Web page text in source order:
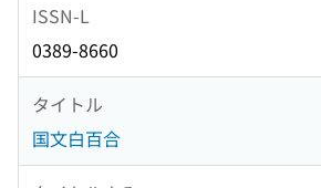
ISSN-L
0389-8660
タイトル
国文白百合